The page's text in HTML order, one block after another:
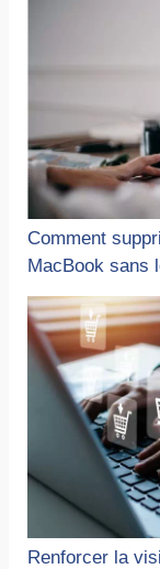
Comment
MacBook sans
Renforcer la